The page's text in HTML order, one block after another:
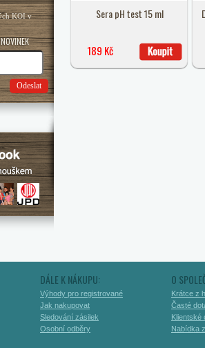
KOI v
Odeslat
Sera pH test 15 ml
189 Kč
DÁLE K NÁKUPU:
Výhody pro registrované
Jak nakupovat
Sledování zásilek
Osobní odběry
O
Krátce z
Časté
Klientské
Nabídka